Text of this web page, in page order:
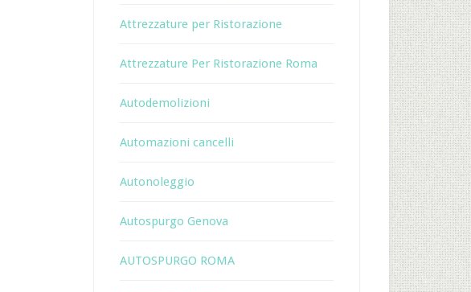
Attrezzature per Ristorazione
Attrezzature Per Ristorazione Roma
Autodemolizioni
Automazioni cancelli
Autonoleggio
Autospurgo Genova
AUTOSPURGO ROMA